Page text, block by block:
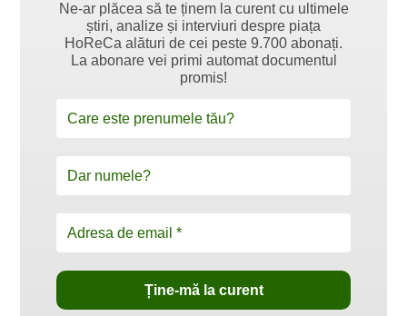
Ne-ar plăcea să te ținem la curent cu ultimele
știri, analize și interviuri despre piața
HoReCa alături de cei peste 9.700 abonați.
La abonare vei primi automat documentul
promis!